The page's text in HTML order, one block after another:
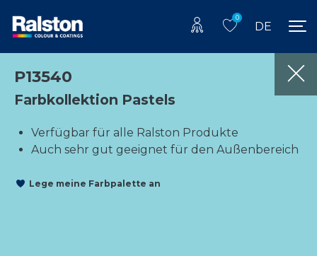
0
DE
P13540
Farbkollektion Pastels
Verfügbar für alle Ralston Produkte
Auch sehr gut geeignet für den Außenbereich
Lege meine Farbpalette an